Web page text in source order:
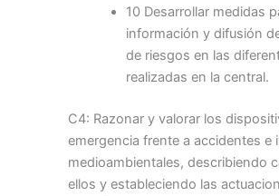
10 Desarrollar medidas
información y difusión
de riesgos en las
realizadas en la central.
C4: Razonar y valorar los
emergencia frente a accidentes e
medioambientales, describiendo
ellos y estableciendo las